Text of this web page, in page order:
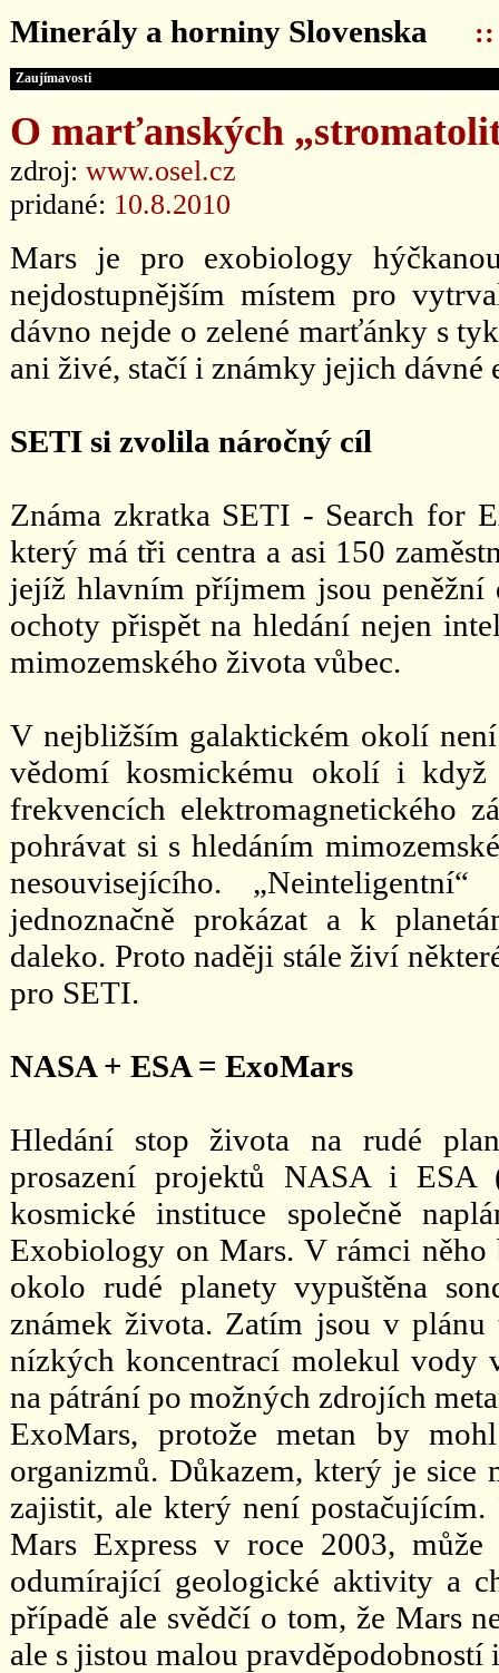
Minerály a horniny Slovenska ::
Zaujímavosti
O marťanských
zdroj: www.osel.cz
pridané: 10.8.2010
Mars je pro exobiology
nejdostupnějším místem pro
dávno nejde o zelené marťánky s
ani živé, stačí i známky jejich dávné
SETI si zvolila náročný cíl
Známa zkratka SETI - Search for
který má tři centra a asi 150
jejíž hlavním příjmem jsou
ochoty přispět na hledání nejen
mimozemského života vůbec.
V nejbližším galaktickém okolí
vědomí kosmickému okolí i když
frekvencích elektromagnetického
pohrávat si s hledáním
nesouvisejícího.
jednoznačně prokázat a k
daleko. Proto naději stále živí
pro SETI.
NASA + ESA = ExoMars
Hledání stop života na rudé
prosazení projektů NASA i ESA
kosmické instituce společně
Exobiology on Mars. V rámci
okolo rudé planety vypuštěna
známek života. Zatím jsou v
nízkých koncentrací molekul vody
na pátrání po možných zdrojích
ExoMars, protože metan by
organizmů. Důkazem, který je sice
zajistit, ale který není postačujícím.
Mars Express v roce 2003,
odumírající geologické aktivity a
případě ale svědčí o tom, že Mars
ale s jistou malou